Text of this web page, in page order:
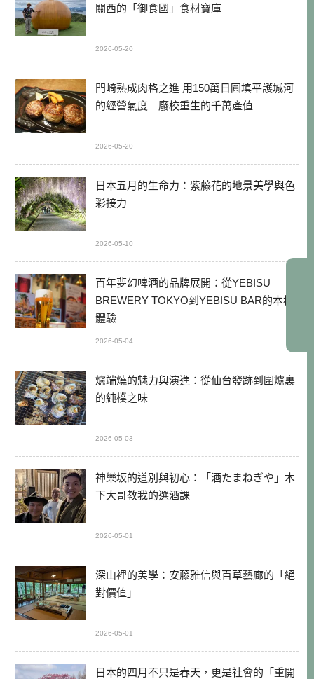
關西的「御食國」食材寶庫
2026-05-20
門崎熟成肉格之進 用150萬日圓填平護城河
的經營氣度｜廢校重生的千萬產值
2026-05-20
日本五月的生命力：紫藤花的地景美學與色
彩接力
2026-05-10
百年夢幻啤酒的品牌展開：從YEBISU
BREWERY TOKYO到YEBISU BAR的本格
體驗
2026-05-04
爐端燒的魅力與演進：從仙台發跡到圍爐裏
的純樸之味
2026-05-03
神樂坂的道別與初心：「酒たまねぎや」木
下大哥教我的選酒課
2026-05-01
深山裡的美學：安藤雅信與百草藝廊的「絕
對價值」
2026-05-01
日本的四月不只是春天，更是社會的「重開